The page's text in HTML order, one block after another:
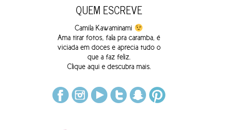
Loja Monka –Gato|Estrela
Gorila Clube –Limão| Laranja|
QUEM ESCREVE
Camila Kawaminami
Ama tirar fotos, fala pra caramba, é
viciada em doces e aprecia tudo o
que a faz feliz.
Clique aqui e descubra mais.